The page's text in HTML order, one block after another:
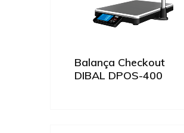
Balança Checkout
DIBAL DPOS-400